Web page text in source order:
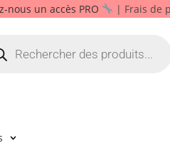
nous un accès PRO | Frais de